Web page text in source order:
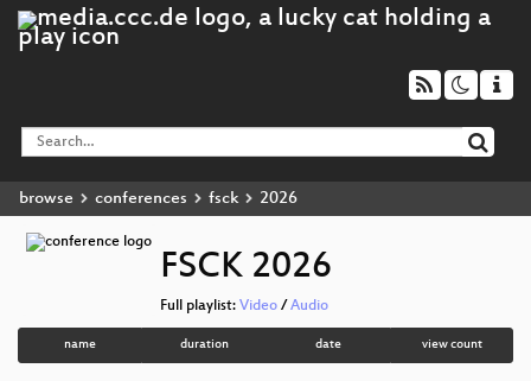
browse conferences fsck 2026
FSCK 2026
Full playlist: Video / Audio
name duration date view count